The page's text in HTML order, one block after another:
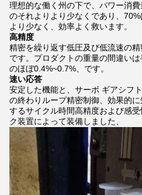
理想的な働く州の下で、パワー消
のそれよりより少なくであり、
より少なく、効率よく救います。
高精度
精密を繰り返す低圧及び低流速の
です。プロダクトの重量の間違い
のほぼ0.4%~0.7%、です。
速い応答
安定した機能と、サーボ ギアシフ
の終わりループ精密制御、効果的
するサイクル時間高精度および感
ク装置によって装備しました、